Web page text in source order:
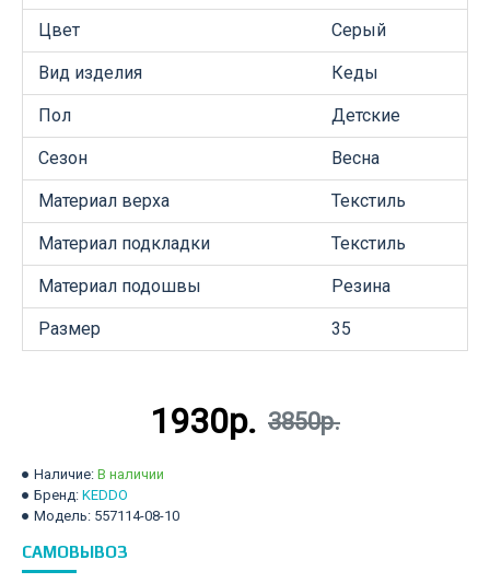
Цвет Серый
Вид изделия Кеды
Пол Детские
Сезон Весна
Материал верха Текстиль
Материал подкладки Текстиль
Материал подошвы Резина
Размер 35
Наличие: В наличии
Бренд: KEDDO
Модель: 557114-08-10
1930р. 3850р.
САМОВЫВОЗ